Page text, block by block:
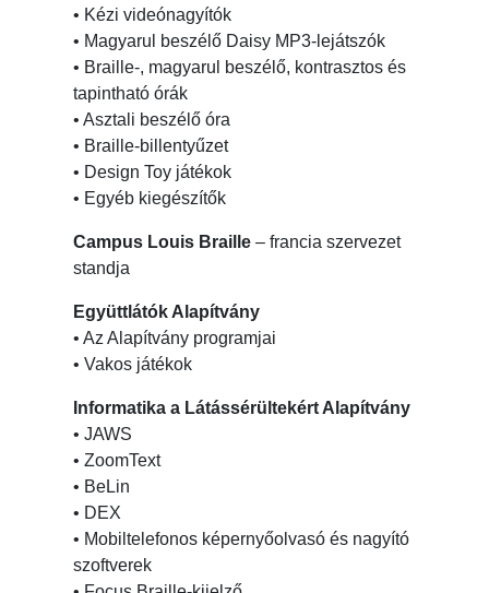
• Kézi videónagyítók
• Magyarul beszélő Daisy MP3-lejátszók
• Braille-, magyarul beszélő, kontrasztos és
tapintható órák
• Asztali beszélő óra
• Braille-billentyűzet
• Design Toy játékok
• Egyéb kiegészítők
Campus Louis Braille – francia szervezet
standja
Együttlátók Alapítvány
• Az Alapítvány programjai
• Vakos játékok
Informatika a Látássérültekért Alapítvány
• JAWS
• ZoomText
• BeLin
• DEX
• Mobiltelefonos képernyőolvasó és nagyító
szoftverek